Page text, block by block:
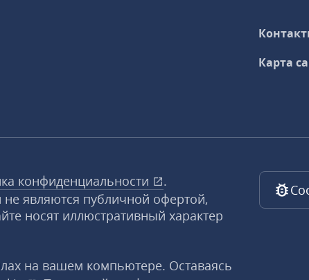
Карта
конфиденциальности
.
являются публичной офертой,
носят иллюстративный характер
на вашем компьютере. Оставаясь